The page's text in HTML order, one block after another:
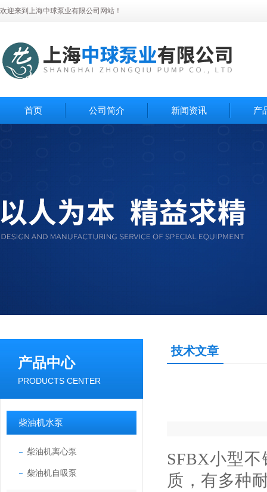
欢迎来到上海中球泵业有限公司网站！
首页 公司简介 新闻资讯 产
产品中心
PRODUCTS CENTER
柴油机水泵
柴油机离心泵
柴油机自吸泵
技术文章
SFBX小型
质，有多种